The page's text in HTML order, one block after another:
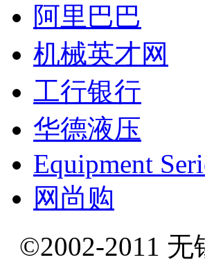
阿里巴巴
机械英才网
工行银行
华德液压
Equipment
网尚购
©2002-2011